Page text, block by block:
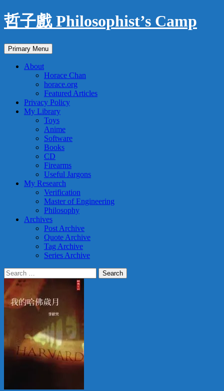
Skip
to
哲子戲 Philosophist’s Camp
Search
Primary Menu
About
Horace Chan
horace.org
Featured Articles
Privacy Policy
My Library
Toys
Anime
Software
Books
CD
Firearms
Useful Jargons
My Research
Verification
Master of Engineering
Philosophy
Archives
Post Archive
Quote Archive
Tag Archive
Series Archive
Search
for: